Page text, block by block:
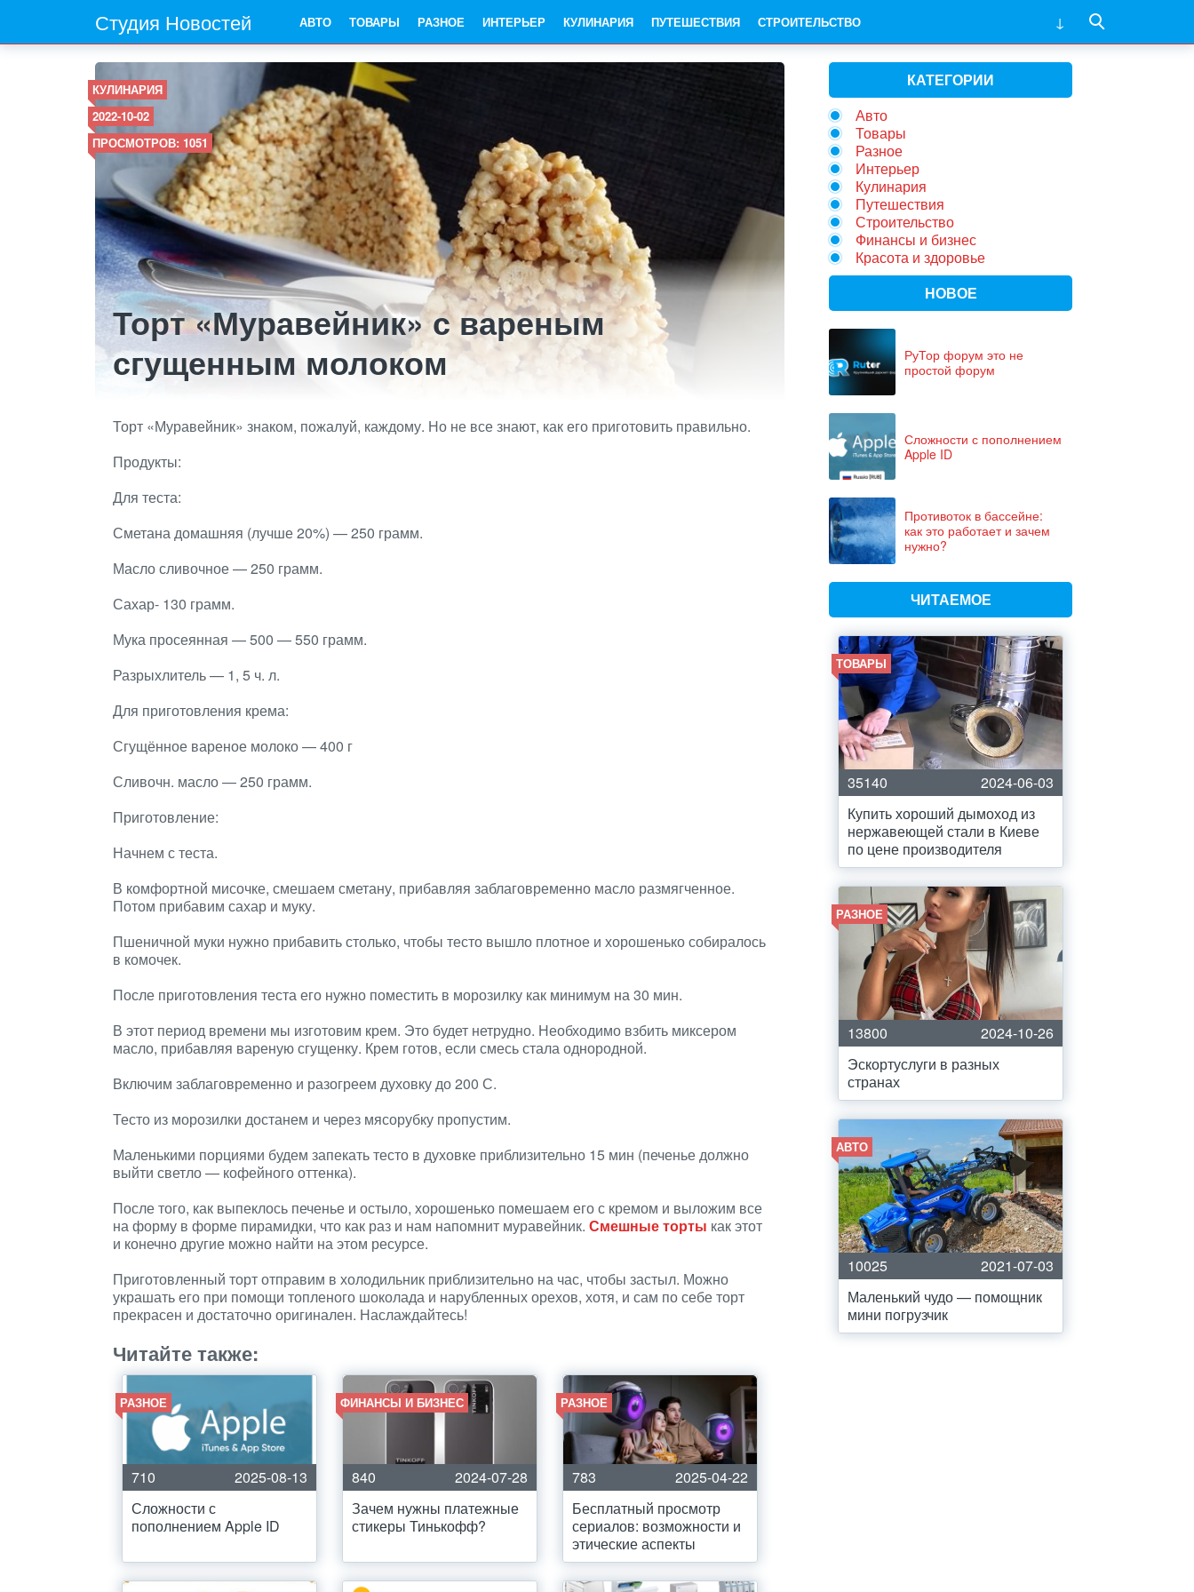
Студия Новостей АВТО ТОВАРЫ РАЗНОЕ ИНТЕРЬЕР КУЛИНАРИЯ ПУТЕШЕСТВИЯ СТРОИТЕЛЬСТВО
КУЛИНАРИЯ
2022-10-02
ПРОСМОТРОВ: 1051
Торт «Муравейник» с вареным
сгущенным молоком
Торт «Муравейник» знаком, пожалуй, каждому. Но не все знают, как его приготовить правильно.
Продукты:
Для теста:
Сметана домашняя (лучше 20%) — 250 грамм.
Масло сливочное — 250 грамм.
Сахар- 130 грамм.
Мука просеянная — 500 — 550 грамм.
Разрыхлитель — 1, 5 ч. л.
Для приготовления крема:
Сгущённое вареное молоко — 400 г
Сливочн. масло — 250 грамм.
Приготовление:
Начнем с теста.
В комфортной мисочке, смешаем сметану, прибавляя заблаговременно масло размягченное.
Потом прибавим сахар и муку.
Пшеничной муки нужно прибавить столько, чтобы тесто вышло плотное и хорошенько собиралось
в комочек.
После приготовления теста его нужно поместить в морозилку как минимум на 30 мин.
В этот период времени мы изготовим крем. Это будет нетрудно. Необходимо взбить миксером
масло, прибавляя вареную сгущенку. Крем готов, если смесь стала однородной.
Включим заблаговременно и разогреем духовку до 200 С.
Тесто из морозилки достанем и через мясорубку пропустим.
Маленькими порциями будем запекать тесто в духовке приблизительно 15 мин (печенье должно
выйти светло — кофейного оттенка).
После того, как выпеклось печенье и остыло, хорошенько помешаем его с кремом и выложим все
на форму в форме пирамидки, что как раз и нам напомнит муравейник. Смешные торты как этот
и конечно другие можно найти на этом ресурсе.
Приготовленный торт отправим в холодильник приблизительно на час, чтобы застыл. Можно
украшать его при помощи топленого шоколада и нарубленных орехов, хотя, и сам по себе торт
прекрасен и достаточно оригинален. Наслаждайтесь!
Читайте также:
РАЗНОЕ
710
2025-08-13
Сложности с
пополнением Apple ID
ФИНАНСЫ И БИЗНЕС
840
2024-07-28
Зачем нужны платежные
стикеры Тинькофф?
РАЗНОЕ
783
2025-04-22
Бесплатный просмотр
сериалов: возможности и
этические аспекты
КАТЕГОРИИ
Авто
Товары
Разное
Интерьер
Кулинария
Путешествия
Строительство
Финансы и бизнес
Красота и здоровье
НОВОЕ
РуТор форум это не
простой форум
Сложности с пополнением
Apple ID
Противоток в бассейне:
как это работает и зачем
нужно?
ЧИТАЕМОЕ
ТОВАРЫ
35140
2024-06-03
Купить хороший дымоход из
нержавеющей стали в Киеве
по цене производителя
РАЗНОЕ
13800
2024-10-26
Эскортуслуги в разных
странах
АВТО
10025
2021-07-03
Маленький чудо — помощник
мини погрузчик